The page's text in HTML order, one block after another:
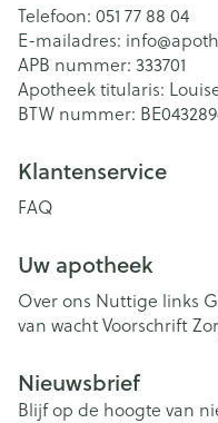
Telefoon: 051 77 88 04
E-mailadres: info@
APB nummer: 333701
Apotheek titularis:
BTW nummer:
Klantenservice
FAQ
Uw apotheek
Over ons Nuttige links
van wachtVoorschrift
Nieuwsbrief
Blijf op de hoogte van